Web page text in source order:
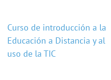
Navegación
de
Curso de introducción a la
Educación a Distancia y al
uso de la TIC